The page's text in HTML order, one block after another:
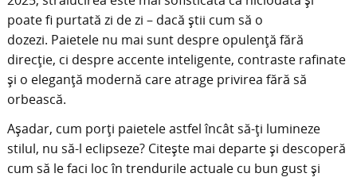
poate fi purtată zi de zi – dacă știi cum să o
dozezi. Paietele nu mai sunt despre opulență fără
direcție, ci despre accente inteligente, contraste rafinate
și o eleganță modernă care atrage privirea fără să
orbească.
Așadar, cum porți paietele astfel încât să-ți lumineze
stilul, nu să-l eclipseze? Citește mai departe și descoperă
cum să le faci loc în trendurile actuale cu bun gust și